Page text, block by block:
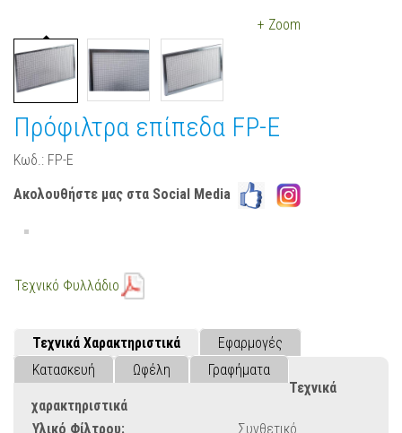
+ Zoom
Πρόφιλτρα επίπεδα FP-E
Κωδ.: FP-E
Ακολουθήστε μας στα Social Media
Τεχνικό Φυλλάδιο
Τεχνικά Χαρακτηριστικά
Εφαρμογές
Κατασκευή
Ωφέλη
Γραφήματα
Τεχνικά
χαρακτηριστικά
Υλικό Φίλτρου:
Συνθετικό